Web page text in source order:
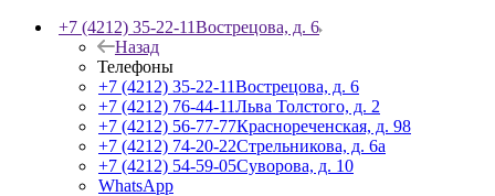
+7 (4212) 35-22-11Вострецова, д. 6
Назад
Телефоны
+7 (4212) 35-22-11Вострецова, д. 6
+7 (4212) 76-44-11Льва Толстого, д. 2
+7 (4212) 56-77-77Краснореченская, д. 98
+7 (4212) 74-20-22Стрельникова, д. 6а
+7 (4212) 54-59-05Суворова, д. 10
WhatsApp